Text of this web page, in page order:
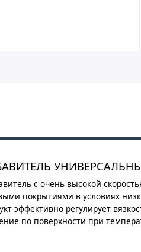
с очень высокой
покрытиями в условиях
эффективно регулирует
по поверхности при